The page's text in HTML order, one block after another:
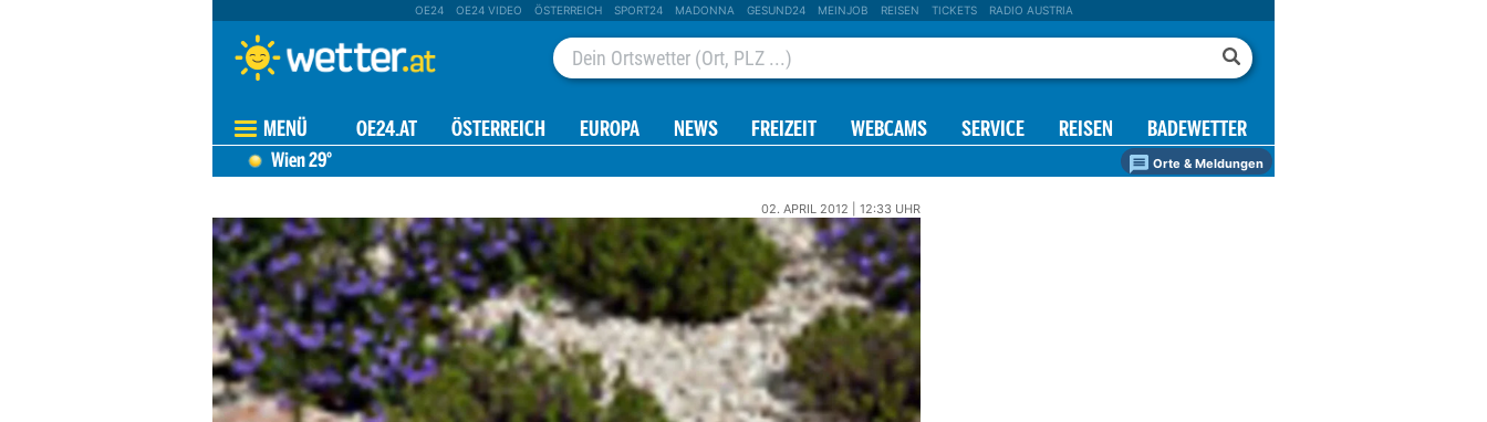
OE24 OE24 VIDEO ÖSTERREICH SPORT24 MADONNA GESUND24 MEINJOB REISEN TICKETS RADIO AUSTRIA
MENÜ OE24.AT ÖSTERREICH EUROPA NEWS FREIZEIT WEBCAMS SERVICE REISEN BADEWETTER
Wien29° Orte & Meldungen
02. APRIL 2012 | 12:33 UHR